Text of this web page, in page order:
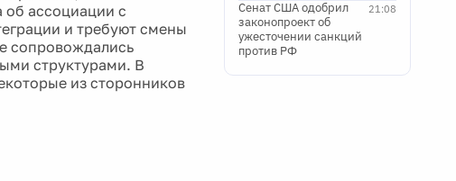
об ассоциации с
и требуют смены
сопровождались
структурами. В
из сторонников
21:08
Сенат США одобрил
законопроект об
ужесточении санкций
против РФ